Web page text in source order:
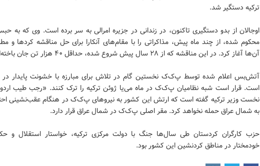
ترکیه دستگیر شد.
اوجالان از بدو دستگیری تاکنون، در زندانی در جزیره امرالی به سر برده است. وی که به
محکوم شده، از چند ماه پیش، مذاکراتی را با مقام‌های آنکارا برای حل مناقشه کرد‌ها و
آن‌ها آغاز کرد. در این مناقشه که از ۲۸ سال پیش شروع شده، حداقل ۴۰ هزار تن جان باخته‌اند.
آتش‌بس اعلام شده توسط پ‌ک‌ک نخستین گام در تلاش برای مبارزه با خشونت پایدار در
است. قرار است شبه نظامیان پ‌ک‌ک در ماه می‌یا ژوئن ترکیه را ترک کنند. «رجب طیب
نخست وزیر ترکیه گفته است که ارتش این کشور به نیروهای پ‌ک‌ک در هنگام عقب‌نشینی
به شمال عراق حمله نخواهد کرد. مقر اصلی پ‌ک‌ک در شمال عراق قرار دارد.
حزب کارگران کردستان طی سال‌ها جنگ با دولت مرکزی ترکیه، خواستار استقلال و
خودمختار در مناطق کردنشین این کشور بود.